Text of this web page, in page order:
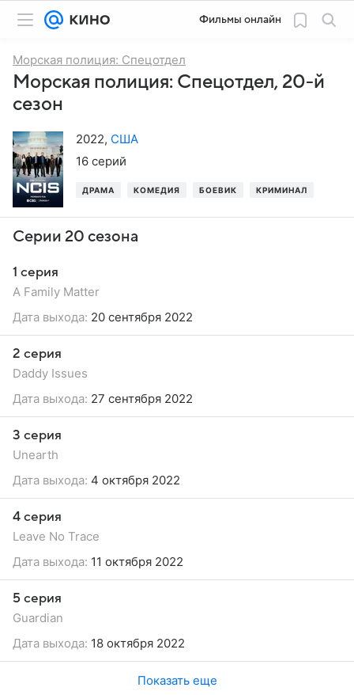
Фильмы онлайн
Морская полиция: Спецотдел
Морская полиция: Спецотдел, 20-й
сезон
2022, США
16 серий
ДРАМА КОМЕДИЯ БОЕВИК КРИМИНАЛ
Серии 20 сезона
1 серия
A Family Matter
Дата выхода: 20 сентября 2022
2 серия
Daddy Issues
Дата выхода: 27 сентября 2022
3 серия
Unearth
Дата выхода: 4 октября 2022
4 серия
Leave No Trace
Дата выхода: 11 октября 2022
5 серия
Guardian
Дата выхода: 18 октября 2022
Показать еще